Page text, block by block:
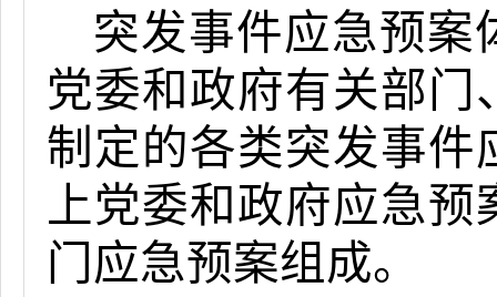
突发事件应急预案
党委和政府有关部
制定的各类突发事件
上党委和政府应急预
门应急预案组成。